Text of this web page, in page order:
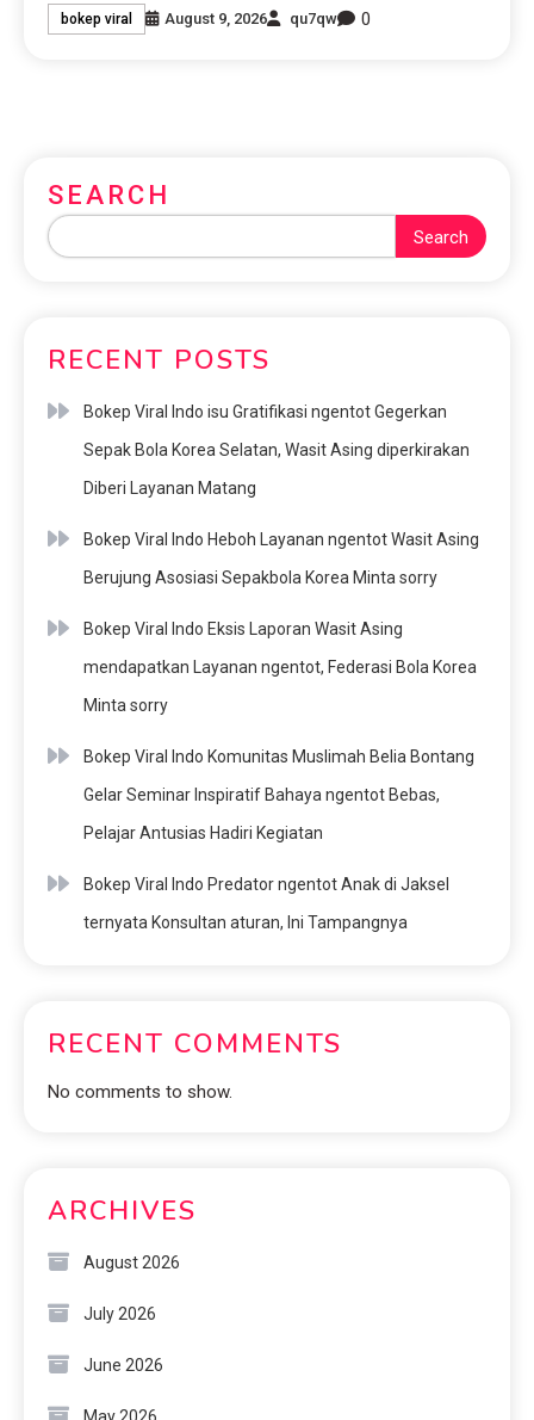
bokep viral August 9, 2026 qu7qw 0
SEARCH
Search
RECENT POSTS
Bokep Viral Indo isu Gratifikasi ngentot Gegerkan
Sepak Bola Korea Selatan, Wasit Asing diperkirakan
Diberi Layanan Matang
Bokep Viral Indo Heboh Layanan ngentot Wasit Asing
Berujung Asosiasi Sepakbola Korea Minta sorry
Bokep Viral Indo Eksis Laporan Wasit Asing
mendapatkan Layanan ngentot, Federasi Bola Korea
Minta sorry
Bokep Viral Indo Komunitas Muslimah Belia Bontang
Gelar Seminar Inspiratif Bahaya ngentot Bebas,
Pelajar Antusias Hadiri Kegiatan
Bokep Viral Indo Predator ngentot Anak di Jaksel
ternyata Konsultan aturan, Ini Tampangnya
RECENT COMMENTS
No comments to show.
ARCHIVES
August 2026
July 2026
June 2026
May 2026